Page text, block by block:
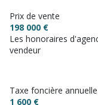
Prix de vente
198 000 €
Les honoraires
vendeur
Taxe foncière annuelle
1 600 €